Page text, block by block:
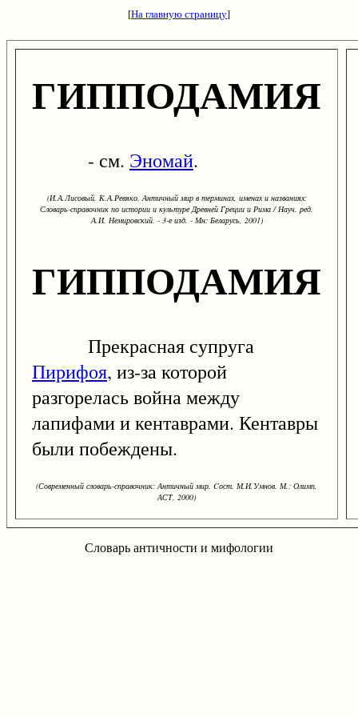
[На главную страницу]
ГИППОДАМИЯ
- см. Эномай.
(И.А.Лисовый, К.А.Ревяко. Античный мир в терминах, именах и названиях:
Словарь-справочник по истории и культуре Древней Греции и Рима / Науч. ред.
А.И. Немировский. - 3-е изд. - Мн: Беларусь, 2001)
ГИППОДАМИЯ
Прекрасная супруга
Пирифоя, из-за которой
разгорелась война между
лапифами и кентаврами. Кентавры
были побеждены.
(Современный словарь-справочник: Античный мир. Cост. М.И.Умнов. М.: Олимп,
АСТ, 2000)
Словарь античности и мифологии